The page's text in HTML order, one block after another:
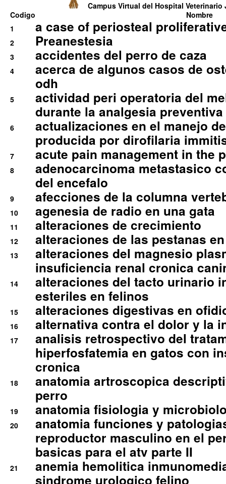
Campus Virtual del Hospital Veterinario
Codigo
Nombre
1
a case of periosteal
2 Preanestesia
3 accidentes del perro de caza
4
acerca de algunos casos de
odh
5
actividad peri operatoria del
durante la analgesia
6
actualizaciones en el manejo
producida por dirofilaria
7 acute pain management in the
8
adenocarcinoma metastasico
del encefalo
9 afecciones de la columna
10 agenesia de radio en una gata
11 alteraciones de crecimiento
12 alteraciones de las pestanas
13
alteraciones del magnesio
insuficiencia renal cronica
14
alteraciones del tacto urinario
esteriles en felinos
15 alteraciones digestivas en
16 alternativa contra el dolor y la
17
analisis retrospectivo del
hiperfosfatemia en gatos con
cronica
18
anatomia artroscopica
perro
19 anatomia fisiologia y
20
anatomia funciones y
reproductor masculino en el
basicas para el atv parte II
21
anemia hemolitica
sindrome urologico felino